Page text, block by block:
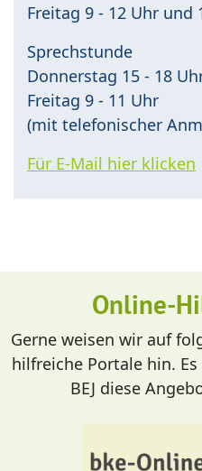
Freitag 9 - 12 Uhr und
Sprechstunde
Donnerstag 15 - 18
Freitag 9 - 11 Uhr
(mit telefonischer
Für E-Mail hier klicken
Online-
Gerne weisen wir auf
hilfreiche Portale hin.
BEJ diese